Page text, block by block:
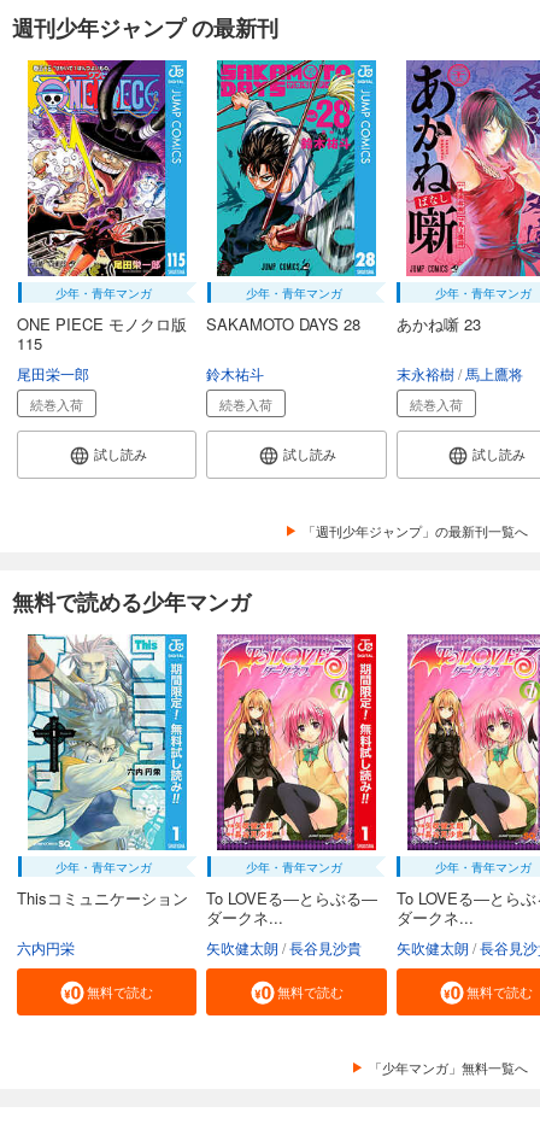
週刊少年ジャンプ の最新刊
少年・青年マンガ
ONE PIECE モノクロ版
115
尾田栄一郎
続巻入荷
試し読み
少年・青年マンガ
SAKAMOTO DAYS 28
鈴木祐斗
続巻入荷
試し読み
少年・青年マンガ
あかね噺 23
末永裕樹 馬上鷹将
続巻入荷
試し読み
「週刊少年ジャンプ」の最新刊一覧へ
無料で読める少年マンガ
少年・青年マンガ
Thisコミュニケーション
六内円栄
無料で読む
少年・青年マンガ
To LOVEる―とらぶる―
ダークネ...
矢吹健太朗 長谷見沙貴
無料で読む
少年・青年マンガ
To LOVEる―とら
ダークネ...
矢吹健太朗 長谷見
無料で読む
「少年マンガ」無料一覧へ